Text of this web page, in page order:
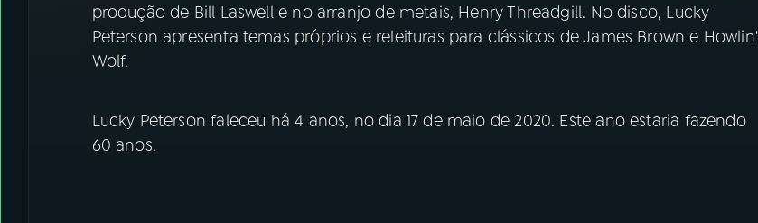
Instagram X
produção de Bill Laswell e no arranjo de metais, Henry Threadgill. No disco, Lucky
Peterson apresenta temas próprios e releituras para clássicos de James Brown e Howlin'
Wolf.
Lucky Peterson faleceu há 4 anos, no dia 17 de maio de 2020. Este ano estaria fazendo
60 anos.